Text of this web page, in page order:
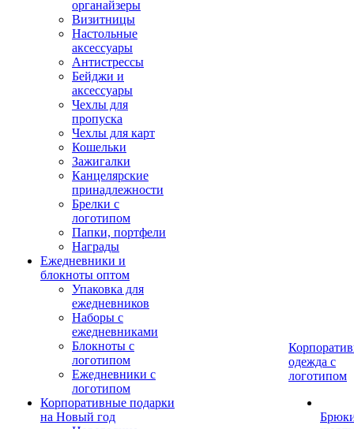
органайзеры
Визитницы
Настольные
аксессуары
Антистрессы
Бейджи и
аксессуары
Чехлы для
пропуска
Чехлы для карт
Кошельки
Зажигалки
Канцелярские
принадлежности
Брелки с
логотипом
Папки, портфели
Награды
Ежедневники и
блокноты оптом
Упаковка для
ежедневников
Наборы с
ежедневниками
Блокноты с
логотипом
Ежедневники с
логотипом
Корпоративные подарки
на Новый год
одежда с
логотипом